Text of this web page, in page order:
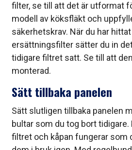
filter, se till att det är utformat
modell av köksfläkt och
säkerhetskrav. När du har
ersättningsfilter sätter du in
tidigare filtret satt. Se till att
monterad.
Sätt tillbaka panelen
Sätt slutligen tillbaka panelen
bultar som du tog bort
filtret och kåpan fungerar som